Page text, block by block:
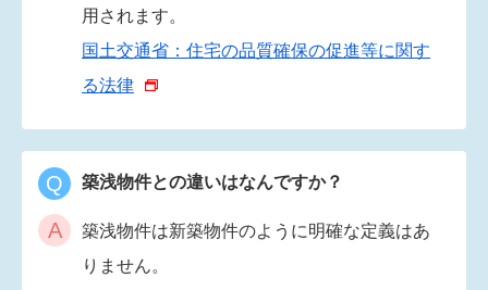
用されます。
国土交通省：住宅の品質確保の促進等に関す
る法律
Q 築浅物件との違いはなんですか？
A
築浅物件は新築物件のように明確な定義はあ
りません。